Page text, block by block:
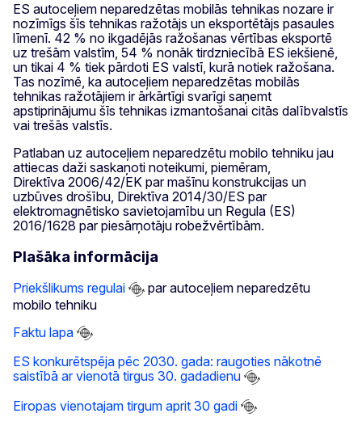
ES autoceļiem neparedzētas mobilās tehnikas nozare ir
nozīmīgs šīs tehnikas ražotājs un eksportētājs pasaules
līmenī. 42 % no ikgadējās ražošanas vērtības eksportē
uz trešām valstīm, 54 % nonāk tirdzniecībā ES iekšienē,
un tikai 4 % tiek pārdoti ES valstī, kurā notiek ražošana.
Tas nozīmē, ka autoceļiem neparedzētas mobilās
tehnikas ražotājiem ir ārkārtīgi svarīgi saņemt
apstiprinājumu šīs tehnikas izmantošanai citās dalībvalstīs
vai trešās valstīs.
Patlaban uz autoceļiem neparedzētu mobilo tehniku jau
attiecas daži saskaņoti noteikumi, piemēram,
Direktīva 2006/42/EK par mašīnu konstrukcijas un
uzbūves drošību, Direktīva 2014/30/ES par
elektromagnētisko savietojamību un Regula (ES)
2016/1628 par piesārņotāju robežvērtībām.
Plašāka informācija
Priekšlikums regulai
par autoceļiem neparedzētu
mobilo tehniku
Faktu lapa
ES konkurētspēja pēc 2030. gada: raugoties nākotnē
saistībā ar vienotā tirgus 30. gadadienu
Eiropas vienotajam tirgum aprit 30 gadi